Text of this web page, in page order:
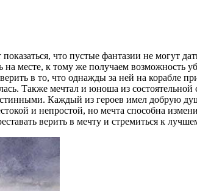
что пустые фантазии не могут
месте, к тому же получаем возможность
в то, что однажды за ней на корабле
Также мечтал и юноша из
Каждый из героев имел добрую
и непростой, но мечта способна
верить в мечту и стремиться к